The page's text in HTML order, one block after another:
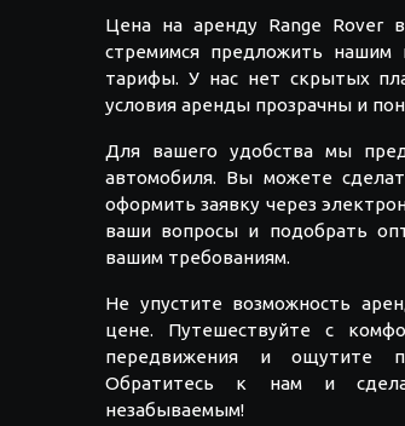
Цена на аренду Range Rover
стремимся предложить нашим
тарифы. У нас нет скрытых
условия аренды прозрачны и
Для вашего удобства мы
автомобиля. Вы можете
оформить заявку через
ваши вопросы и подобрать
вашим требованиям.
Не упустите возможность
цене. Путешествуйте с
передвижения и ощутите
Обратитесь к нам и
незабываемым!